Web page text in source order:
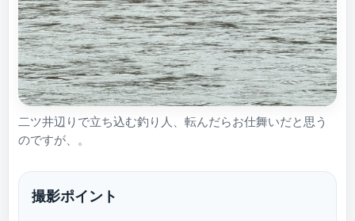
二ツ井辺りで立ち込む釣り人、転んだらお仕舞いだと思う
のですが、。
撮影ポイント